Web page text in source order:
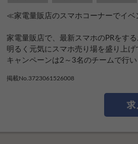
≪家電量販店のスマホコーナーでイ
家電量販店で、最新スマホのPRをする
明るく元気にスマホ売り場を盛り上げ
キャンペーンは2～3名のチームで行い
掲載No.3723061526008